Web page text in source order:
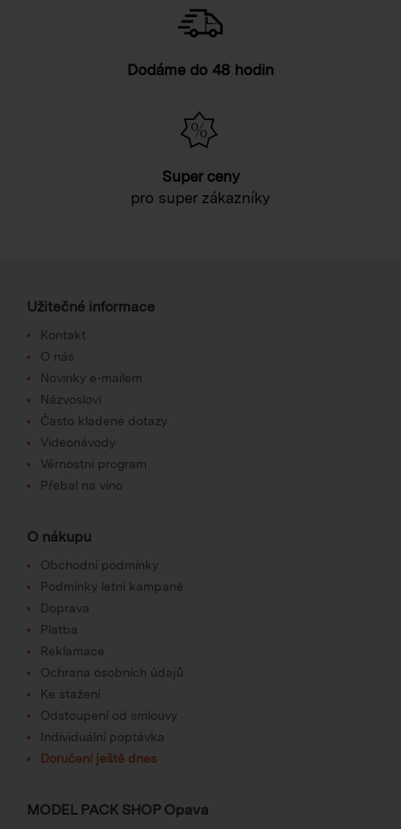
Dodáme do 48 hodin
Super ceny
pro super zákazníky
Užitečné informace
Kontakt
O nás
Novinky e-mailem
Názvosloví
Často kladené dotazy
Videonávody
Věrnostní program
Přebal na víno
O nákupu
Obchodní podmínky
Podmínky letní kampaně
Doprava
Platba
Reklamace
Ochrana osobních údajů
Ke stažení
Odstoupení od smlouvy
Individuální poptávka
Doručení ještě dnes
MODEL PACK SHOP Opava